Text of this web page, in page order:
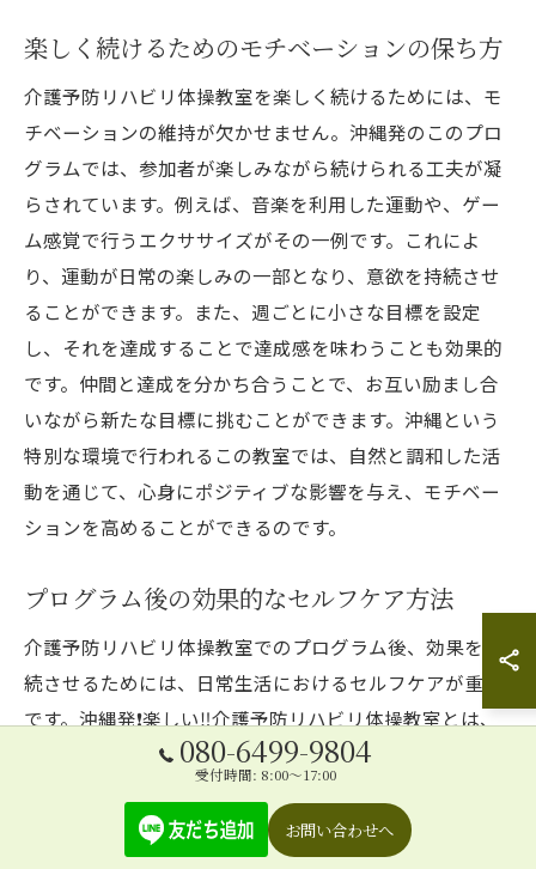
楽しく続けるためのモチベーションの保ち方
介護予防リハビリ体操教室を楽しく続けるためには、モ
チベーションの維持が欠かせません。沖縄発のこのプロ
グラムでは、参加者が楽しみながら続けられる工夫が凝
らされています。例えば、音楽を利用した運動や、ゲー
ム感覚で行うエクササイズがその一例です。これによ
り、運動が日常の楽しみの一部となり、意欲を持続させ
ることができます。また、週ごとに小さな目標を設定
し、それを達成することで達成感を味わうことも効果的
です。仲間と達成を分かち合うことで、お互い励まし合
いながら新たな目標に挑むことができます。沖縄という
特別な環境で行われるこの教室では、自然と調和した活
動を通じて、心身にポジティブな影響を与え、モチベー
ションを高めることができるのです。
プログラム後の効果的なセルフケア方法
介護予防リハビリ体操教室でのプログラム後、効果を持
続させるためには、日常生活におけるセルフケアが重要
です。沖縄発❗️楽しい‼️介護予防リハビリ体操教室とは、
参加者が自宅でも簡単にできるエクササイズを紹介して
います。例えば、朝のストレッチや深呼吸を取り入れる
ことで、心と身体のリラックスを促進できます。また、
定期的なウォーキングや柔軟体操も推奨されており、こ
080-6499-9804
受付時間: 8:00～17:00
お問い合わせへ